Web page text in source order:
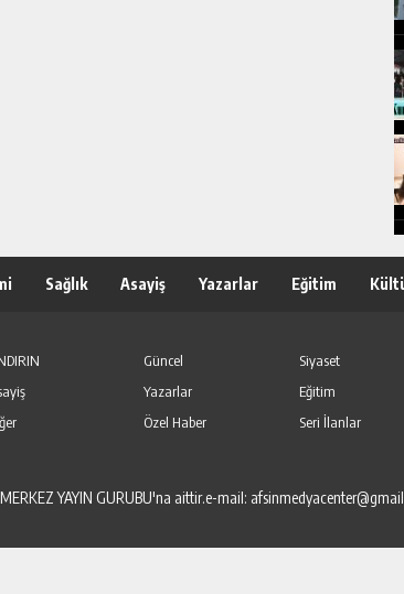
Sağlık Asayiş Yazarlar Eğitim
Güncel Siyaset
Yazarlar Eğitim
Özel Haber Seri İlanlar
MERKEZ YAYIN GURUBU'na aittir.e-mail: